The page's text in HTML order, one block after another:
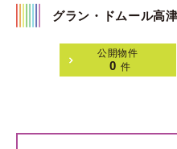
グラン・ドムール高
公開物件
0 件